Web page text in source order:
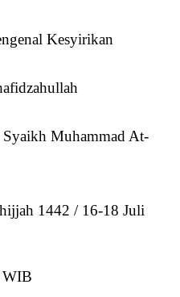
Kesyirikan
Muhammad At-
1442 / 16-18 Juli
WIB